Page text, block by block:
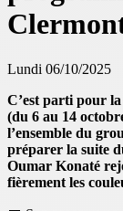
Lundi 06/10/2025
C’est parti pour
(du 6 au 14
l’ensemble du
préparer la suite
Oumar Konaté
fièrement les